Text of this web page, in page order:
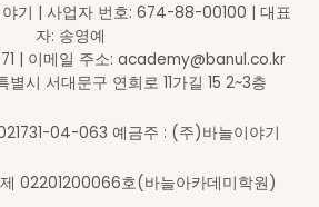
야기 | 사업자 번호: 674-88-00100 | 대표
자: 송영예
| 이메일 주소: academy@banul.co.kr
시 서대문구 연희로 11가길 15 2~3층
04-063 예금주 : (주)바늘이야기
02201200066호(바늘아카데미학원)